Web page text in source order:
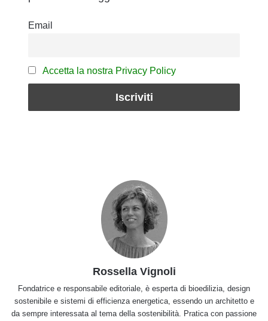
Email
Accetta la nostra Privacy Policy
Rossella Vignoli
Fondatrice e responsabile editoriale, è esperta di bioedilizia, design
sostenibile e sistemi di efficienza energetica, essendo un architetto e
da sempre interessata al tema della sostenibilità. Pratica con passione